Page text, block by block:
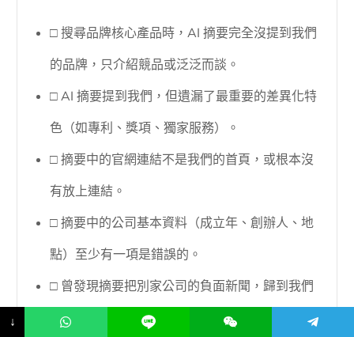
□ 搜尋品牌核心產品時，AI 摘要完全沒提到我們
的品牌，只介紹競品或泛泛而談。
□ AI 摘要提到我們，但遺漏了最重要的差異化特
色（如專利、獎項、獨家服務）。
□ 摘要中的官網連結不是我們的首頁，或根本沒
有放上連結。
□ 摘要中的公司基本資料（成立年、創辦人、地
點）至少有一項是錯誤的。
□ 曾發現摘要把別家公司的負面新聞，歸到我們
頭上。
↓